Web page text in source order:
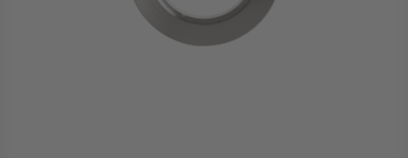
für Kategorie Zargen anzeigen